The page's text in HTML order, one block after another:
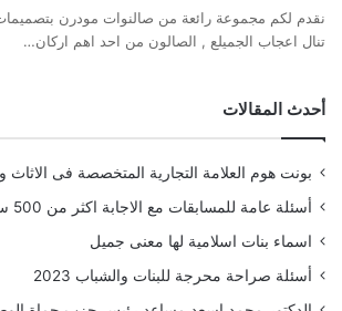
نقدم لكم مجموعة رائعة من صالنوات مودرن
تنال اعجاب الجميلع , الصالون من احد اهم اركان…
أحدث المقالات
بونت هوم العلامة التجارية المتخصصة فى الاثاث
أسئلة عامة للمسابقات مع الاجابة اكثر من 500 سؤال
اسماء بنات اسلامية لها معنى جميل
أسئلة صراحة محرجة للبنات والشباب 2023